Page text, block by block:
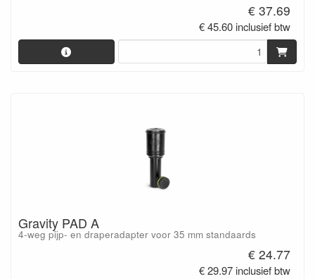
€ 37.69
€ 45.60 inclusief btw
Gravity PAD A
4-weg pijp- en draperadapter voor 35 mm standaards
€ 24.77
€ 29.97 inclusief btw